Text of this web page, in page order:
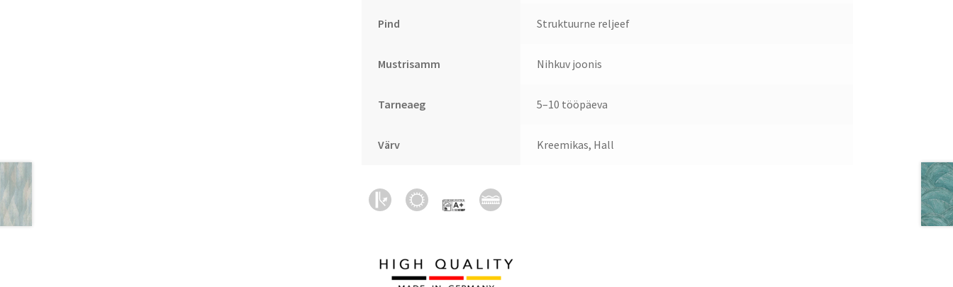
Pind Struktuurne reljeef
Mustrisamm Nihkuv joonis
Tarneaeg 5–10 tööpäeva
Värv Kreemikas, Hall